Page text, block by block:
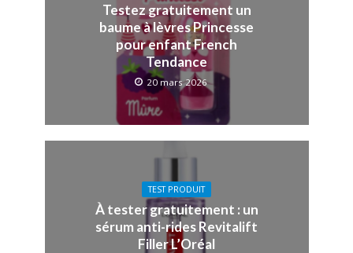
Testez gratuitement un
baume à lèvres Princesse
pour enfant French
Tendance
20 mars 2026
TEST PRODUIT
À tester gratuitement : un
sérum anti-rides Revitalift
Filler L’Oréal